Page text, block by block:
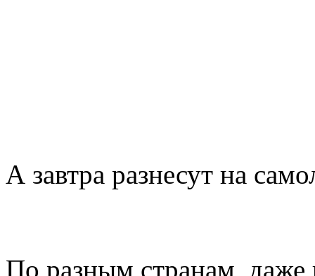
А завтра разнесут на
По разным странам, даже